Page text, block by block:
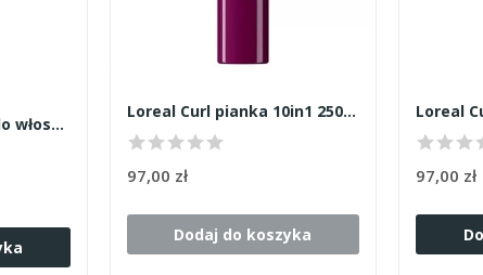
Yellow curls pianka do włosów kręconych 160ml
Loreal Curl pianka 10in1 250ml
97,00 zł
Dodaj do koszyka
97,00 zł